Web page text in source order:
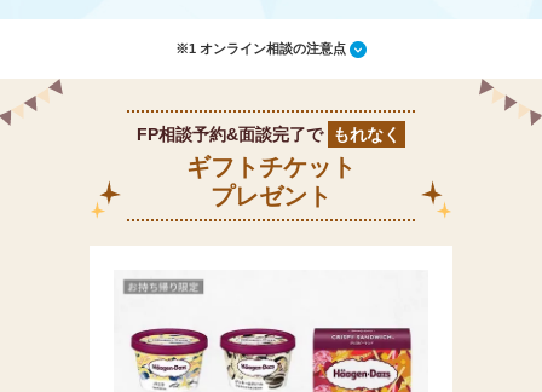
※1 オンライン相談の注意点
FP相談予約&面談完了で もれなく
ギフトチケット
プレゼント